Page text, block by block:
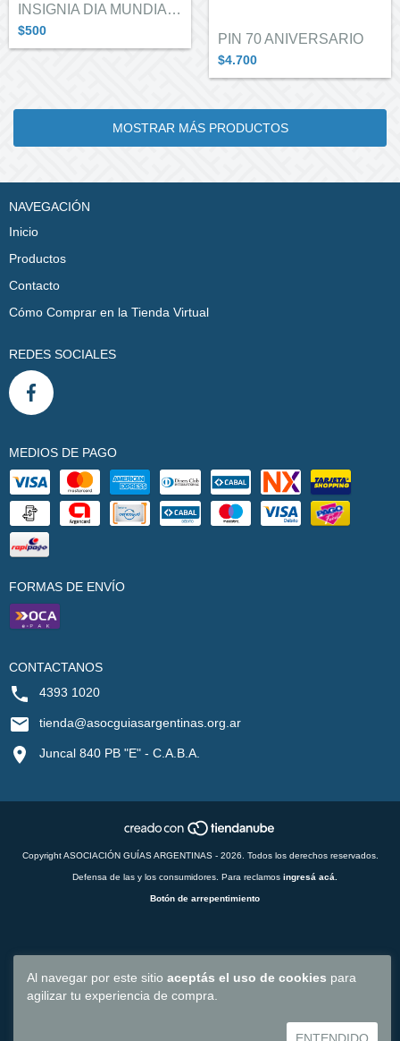
Al navegar por este sitio aceptás el uso de cookies para
agilizar tu experiencia de compra.
INSIGNIA DIA MUNDIAL DEL PENSAMIENTO 201...
$500
PIN 70 ANIVERSARIO
$4.700
MOSTRAR MÁS PRODUCTOS
NAVEGACIÓN
Inicio
Productos
Contacto
Cómo Comprar en la Tienda Virtual
REDES SOCIALES
MEDIOS DE PAGO
FORMAS DE ENVÍO
CONTACTANOS
4393 1020
tienda@asocguiasargentinas.org.ar
Juncal 840 PB "E" - C.A.B.A.
Copyright ASOCIACIÓN GUÍAS ARGENTINAS - 2026. Todos los derechos reservados.
Defensa de las y los consumidores. Para reclamos ingresá acá.
Botón de arrepentimiento